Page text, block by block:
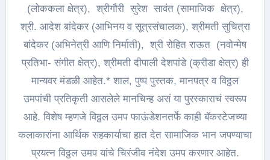
(लोककला क्षेत्र), श्रीगौरी सुरेश सावंत (सामाजिक क्षेत्र),
श्री. आदेश बांदेकर (आभिनय व सूत्रसंचालक), श्रीमती सुचित्रा
बांदेकर (अभिनेत्री आणि निर्माती), श्री रोहित राऊत (नवोन्मेष
प्रतिभा- संगीत क्षेत्र), श्रीमती दीपाली देशपांडे (क्रीडा क्षेत्र) ही
मान्यवर मंडळी आहेत.* शाल, पुष्प पुस्तक, मानपत्र व विठ्ठल
उमपांची प्रतिकृती आसलेले मानचिन्ह असं या पुरस्काराचं स्वरूप
आहे. विशेष म्हणजे विठ्ठल उमप फाऊंडेशनतर्फे काही बॅकस्टेजच्या
कलाकारांना आर्थिक सहकार्याचा हात देत सामाजिक भान जपण्याचा
प्रयत्न विठ्ठल उमप यांचे चिरंजीव नंदेश उमप करणार आहेत.